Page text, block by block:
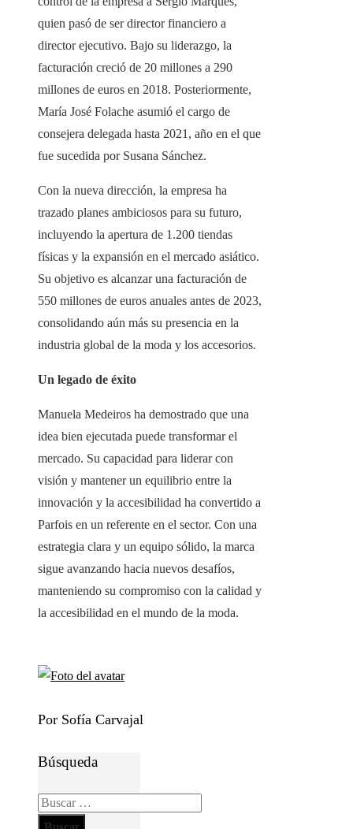
quien pasó de ser director financiero a
director ejecutivo. Bajo su liderazgo, la
facturación creció de 20 millones a 290
millones de euros en 2018. Posteriormente,
María José Folache asumió el cargo de
consejera delegada hasta 2021, año en el que
fue sucedida por Susana Sánchez.
Con la nueva dirección, la empresa ha
trazado planes ambiciosos para su futuro,
incluyendo la apertura de 1.200 tiendas
físicas y la expansión en el mercado asiático.
Su objetivo es alcanzar una facturación de
550 millones de euros anuales antes de 2023,
consolidando aún más su presencia en la
industria global de la moda y los accesorios.
Un legado de éxito
Manuela Medeiros ha demostrado que una
idea bien ejecutada puede transformar el
mercado. Su capacidad para liderar con
visión y mantener un equilibrio entre la
innovación y la accesibilidad ha convertido a
Parfois en un referente en el sector. Con una
estrategia clara y un equipo sólido, la marca
sigue avanzando hacia nuevos desafíos,
manteniendo su compromiso con la calidad y
la accesibilidad en el mundo de la moda.
Por Sofía Carvajal
Búsqueda
Buscar: